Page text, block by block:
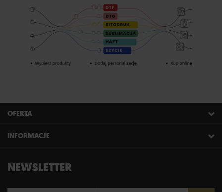
OFERTA
INFORMACJE
NEWSLETTER